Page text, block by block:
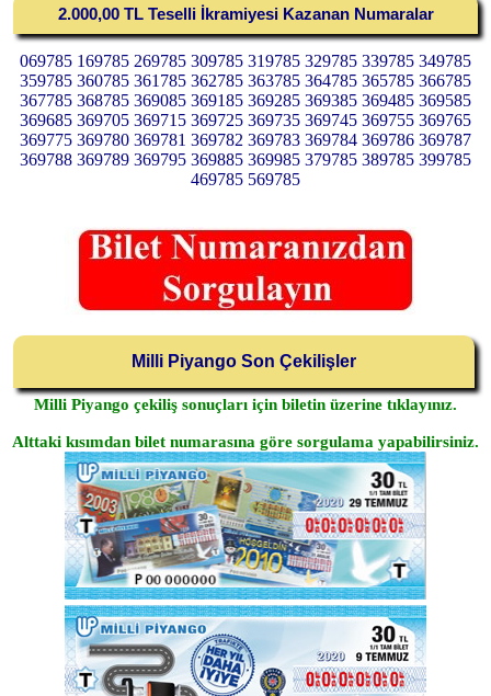
2.000,00 TL Teselli İkramiyesi Kazanan Numaralar
069785 169785 269785 309785 319785 329785 339785 349785
359785 360785 361785 362785 363785 364785 365785 366785
367785 368785 369085 369185 369285 369385 369485 369585
369685 369705 369715 369725 369735 369745 369755 369765
369775 369780 369781 369782 369783 369784 369786 369787
369788 369789 369795 369885 369985 379785 389785 399785
469785 569785
Milli Piyango Son Çekilişler
Milli Piyango çekiliş sonuçları için biletin üzerine tıklayınız.
Alttaki kısımdan bilet numarasına göre sorgulama yapabilirsiniz.